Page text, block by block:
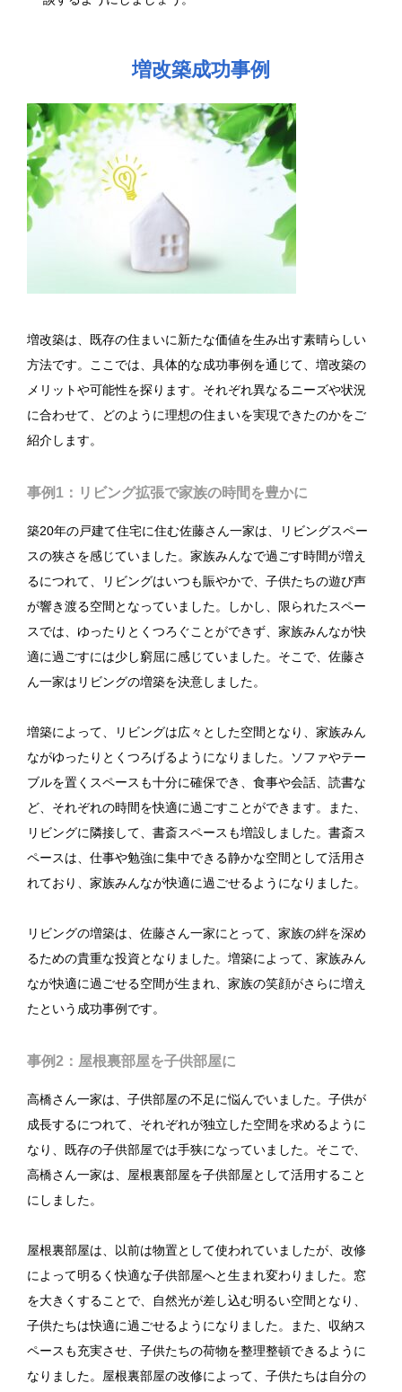
増改築成功事例
増改築は、既存の住まいに新たな価値を生み出す素晴らしい
方法です。ここでは、具体的な成功事例を通じて、増改築の
メリットや可能性を探ります。それぞれ異なるニーズや状況
に合わせて、どのように理想の住まいを実現できたのかをご
紹介します。
事例1：リビング拡張で家族の時間を豊かに
築20年の戸建て住宅に住む佐藤さん一家は、リビングスペー
スの狭さを感じていました。家族みんなで過ごす時間が増え
るにつれて、リビングはいつも賑やかで、子供たちの遊び声
が響き渡る空間となっていました。しかし、限られたスペー
スでは、ゆったりとくつろぐことができず、家族みんなが快
適に過ごすには少し窮屈に感じていました。そこで、佐藤さ
ん一家はリビングの増築を決意しました。
増築によって、リビングは広々とした空間となり、家族みん
ながゆったりとくつろげるようになりました。ソファやテー
ブルを置くスペースも十分に確保でき、食事や会話、読書な
ど、それぞれの時間を快適に過ごすことができます。また、
リビングに隣接して、書斎スペースも増設しました。書斎ス
ペースは、仕事や勉強に集中できる静かな空間として活用さ
れており、家族みんなが快適に過ごせるようになりました。
リビングの増築は、佐藤さん一家にとって、家族の絆を深め
るための貴重な投資となりました。増築によって、家族みん
なが快適に過ごせる空間が生まれ、家族の笑顔がさらに増え
たという成功事例です。
事例2：屋根裏部屋を子供部屋に
高橋さん一家は、子供部屋の不足に悩んでいました。子供が
成長するにつれて、それぞれが独立した空間を求めるように
なり、既存の子供部屋では手狭になっていました。そこで、
高橋さん一家は、屋根裏部屋を子供部屋として活用すること
にしました。
屋根裏部屋は、以前は物置として使われていましたが、改修
によって明るく快適な子供部屋へと生まれ変わりました。窓
を大きくすることで、自然光が差し込む明るい空間となり、
子供たちは快適に過ごせるようになりました。また、収納ス
ペースも充実させ、子供たちの荷物を整理整頓できるように
なりました。屋根裏部屋の改修によって、子供たちは自分の